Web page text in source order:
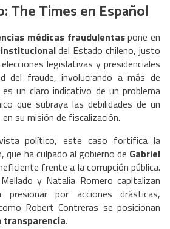
The Times en Español
médicas fraudulentaspone en
del Estado chileno, justo
legislativas y presidenciales
del fraude, involucrando a más de
un claro indicativo de un problema
que subraya las debilidades de un
su misión de fiscalización.
político, este caso fortifica la
que ha culpado al gobierno de Gabriel
frente a la corrupción pública.
y Natalia Romero capitalizan
presionar por acciones drásticas,
Robert Contreras se posicionan
transparencia.